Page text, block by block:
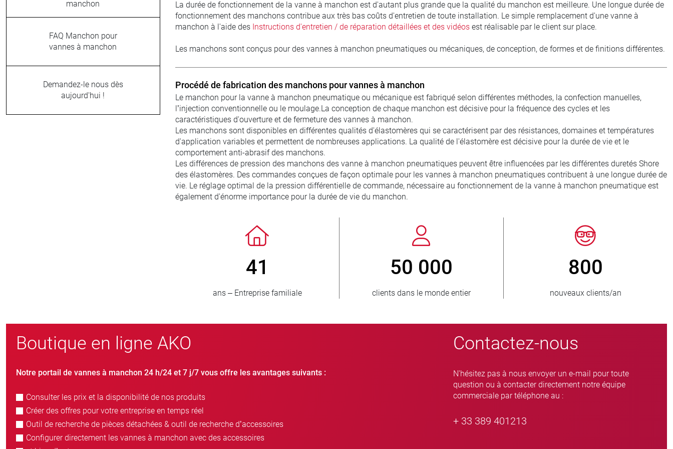
manchon
FAQ Manchon pour
vannes à manchon
Demandez-le nous dès
aujourd'hui !
La durée de fonctionnement de la vanne à manchon est d'autant plus grande que la qualité du manchon est meilleure. Une longue durée de
fonctionnement des manchons contribue aux très bas coûts d'entretien de toute installation. Le simple remplacement d'une vanne à
manchon à l'aide des Instructions d'entretien / de réparation détaillées et des vidéosest réalisable par le client sur place.
Les manchons sont conçus pour des vannes à manchon pneumatiques ou mécaniques, de conception, de formes et de finitions différentes.
Procédé de fabrication des manchons pour vannes à manchon
Le manchon pour la vanne à manchon pneumatique ou mécanique est fabriqué selon différentes méthodes, la confection manuelles,
l’injection conventionnelle ou le moulage.La conception de chaque manchon est décisive pour la fréquence des cycles et les
caractéristiques d'ouverture et de fermeture des vannes à manchon.
Les manchons sont disponibles en différentes qualités d'élastomères qui se caractérisent par des résistances, domaines et températures
d'application variables et permettent de nombreuses applications. La qualité de l'élastomère est décisive pour la durée de vie et le
comportement anti-abrasif des manchons.
Les différences de pression des manchons des vanne à manchon pneumatiques peuvent être influencées par les différentes duretés Shore
des élastomères. Des commandes conçues de façon optimale pour les vannes à manchon pneumatiques contribuent à une longue durée de
vie. Le réglage optimal de la pression différentielle de commande, nécessaire au fonctionnement de la vanne à manchon pneumatique est
également d'énorme importance pour la durée de vie du manchon.
> 3 500 000
unités vendues
150
pays approvisionnés
> 15 000
variantes de vannes à manchon
Boutique en ligne AKO
Notre portail de vannes à manchon 24 h/24 et 7 j/7 vous offre les avantages suivants :
Consulter les prix et la disponibilité de nos produits
Créer des offres pour votre entreprise en temps réel
Outil de recherche de pièces détachées & outil de recherche d’accessoires
Configurer directement les vannes à manchon avec des accessoires
Contactez-nous
N'hésitez pas à nous envoyer un e-mail pour toute
question ou à contacter directement notre équipe
commerciale par téléphone au :
+ 33 389 401213